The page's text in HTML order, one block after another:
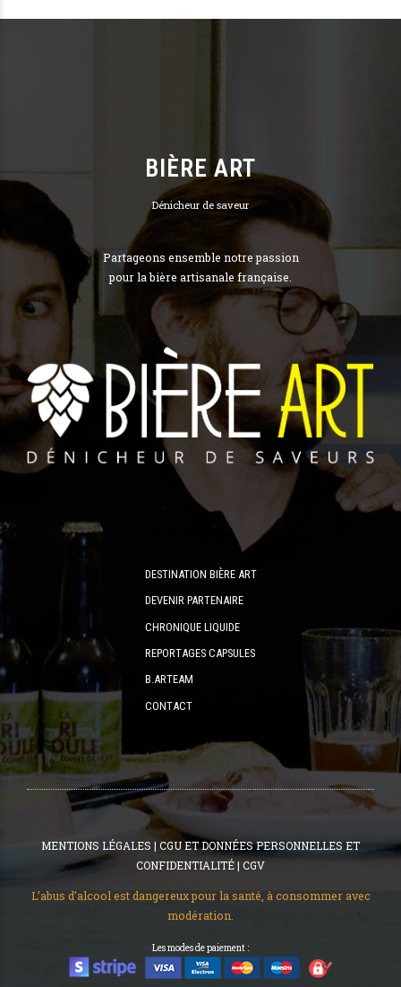
BIÈRE ART
Dénicheur de saveur
Partageons ensemble notre passion
pour la bière artisanale française.
DESTINATION BIÈRE ART
DEVENIR PARTENAIRE
CHRONIQUE LIQUIDE
REPORTAGES CAPSULES
B.ARTEAM
CONTACT
MENTIONS LÉGALES | CGU ET DONNÉES PERSONNELLES ET
CONFIDENTIALITÉ| CGV
L’abus d’alcool est dangereux pour la santé, à consommer avec
modération.
Les modes de paiement :